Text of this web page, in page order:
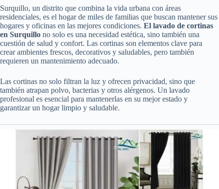
Surquillo, un distrito que combina la vida urbana con áreas
residenciales, es el hogar de miles de familias que buscan mantener sus
hogares y oficinas en las mejores condiciones. El lavado de cortinas
en Surquillo no solo es una necesidad estética, sino también una
cuestión de salud y confort. Las cortinas son elementos clave para
crear ambientes frescos, decorativos y saludables, pero también
requieren un mantenimiento adecuado.
Las cortinas no solo filtran la luz y ofrecen privacidad, sino que
también atrapan polvo, bacterias y otros alérgenos. Un lavado
profesional es esencial para mantenerlas en su mejor estado y
garantizar un hogar limpio y saludable.